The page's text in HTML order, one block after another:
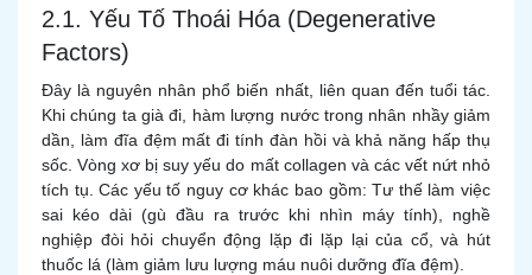
2.1. Yếu Tố Thoái Hóa (Degenerative
Factors)
Đây là nguyên nhân phổ biến nhất, liên quan đến tuổi tác.
Khi chúng ta già đi, hàm lượng nước trong nhân nhầy giảm
dần, làm đĩa đệm mất đi tính đàn hồi và khả năng hấp thụ
sốc. Vòng xơ bị suy yếu do mất collagen và các vết nứt nhỏ
tích tụ. Các yếu tố nguy cơ khác bao gồm: Tư thế làm việc
sai kéo dài (gù đầu ra trước khi nhìn máy tính), nghề
nghiệp đòi hỏi chuyển động lặp đi lặp lại của cổ, và hút
thuốc lá (làm giảm lưu lượng máu nuôi dưỡng đĩa đệm).